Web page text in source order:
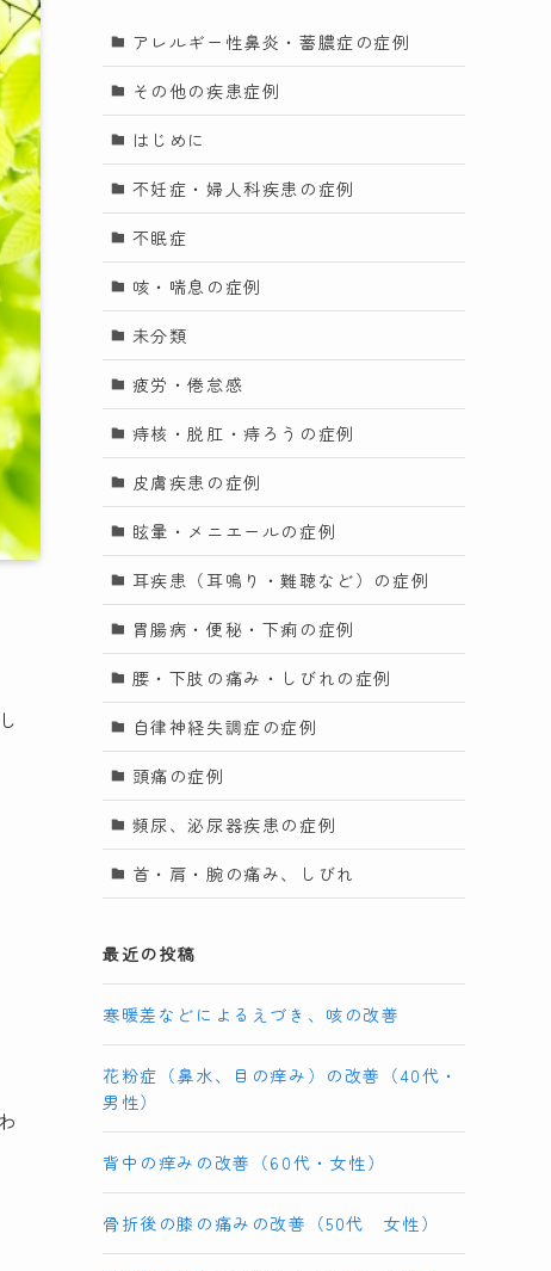
アレルギー性鼻炎・蓄膿症の症例
その他の疾患症例
はじめに
不妊症・婦人科疾患の症例
不眠症
咳・喘息の症例
未分類
疲労・倦怠感
痔核・脱肛・痔ろうの症例
皮膚疾患の症例
眩暈・メニエールの症例
耳疾患（耳鳴り・難聴など）の症例
胃腸病・便秘・下痢の症例
腰・下肢の痛み・しびれの症例
自律神経失調症の症例
頭痛の症例
頻尿、泌尿器疾患の症例
首・肩・腕の痛み、しびれ
最近の投稿
寒暖差などによるえづき、咳の改善
花粉症（鼻水、目の痒み）の改善（40代・
男性）
背中の痒みの改善（60代・女性）
骨折後の膝の痛みの改善（50代 女性）